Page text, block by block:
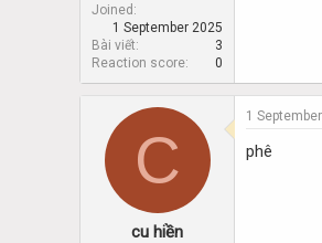
Joined
1 September 2025
Bài viết
3
Reaction score
0
C
cu hiền
1
phê